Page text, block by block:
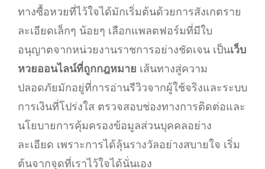
ทางซื้อหวยที่ไว้ใจได้มักเริ่มต้นด้วยการสังเกตราย
ละเอียดเล็กๆ น้อยๆ เลือกแพลตฟอร์มที่มีใบ
อนุญาตจากหน่วยงานราชการอย่างชัดเจน เป็นเว็บ
หวยออนไลน์ที่ถูกกฎหมาย เส้นทางสู่ความ
ปลอดภัยมักอยู่ที่การอ่านรีวิวจากผู้ใช้จริงและระบบ
การเงินที่โปร่งใส ตรวจสอบช่องทางการติดต่อและ
นโยบายการคุ้มครองข้อมูลส่วนบุคคลอย่าง
ละเอียด เพราะการได้ลุ้นรางวัลอย่างสบายใจ เริ่ม
ต้นจากจุดที่เราไว้ใจได้นั่นเอง